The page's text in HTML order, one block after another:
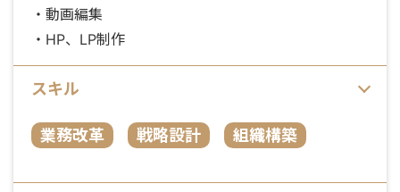
・動画編集
・HP、LP制作
スキル
業務改革 戦略設計 組織構築